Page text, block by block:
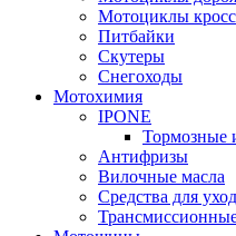
Мотоциклы
Питбайки
Скутеры
Снегоходы
Мотохимия
IPONE
Тормозные
Антифризы
Вилочные масла
Средства для